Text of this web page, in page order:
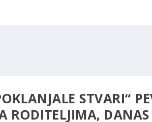
STVARI“
RODITELJIMA,